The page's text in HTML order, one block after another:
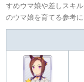
すめウマ娘や差しスキ
のウマ娘を育てる参考に